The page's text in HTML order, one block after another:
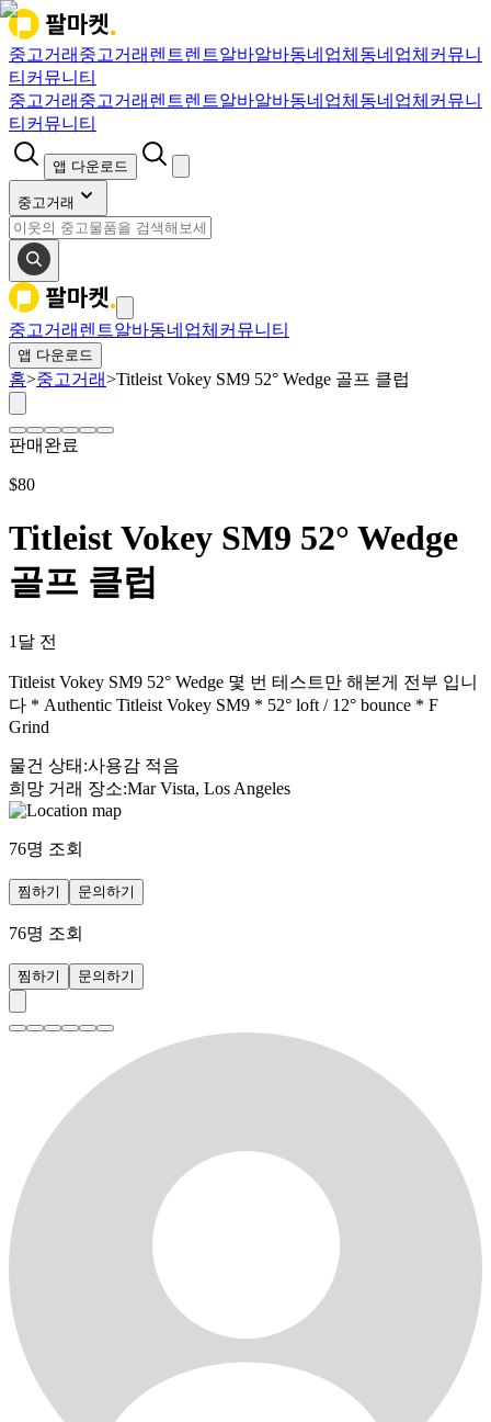
중고거래 중고거래 렌트렌트알바알바동네업체 동네업체 커뮤니
티 커뮤니티
중고거래 중고거래 렌트렌트알바알바동네업체 동네업체 커뮤니
티 커뮤니티
앱 다운로드
중고거래
중고거래 렌트알바동네업체 커뮤니티
앱 다운로드
홈>중고거래>Titleist Vokey SM9 52° Wedge 골프 클럽
판매완료
$80
Titleist Vokey SM9 52° Wedge
골프 클럽
1달 전
Titleist Vokey SM9 52° Wedge 몇 번 테스트만 해본게 전부 입니
다 * Authentic Titleist Vokey SM9 * 52° loft / 12° bounce * F
Grind
물건 상태 :사용감 적음
희망 거래 장소:Mar Vista, Los Angeles
76명 조회
찜하기 문의하기
76명 조회
찜하기 문의하기